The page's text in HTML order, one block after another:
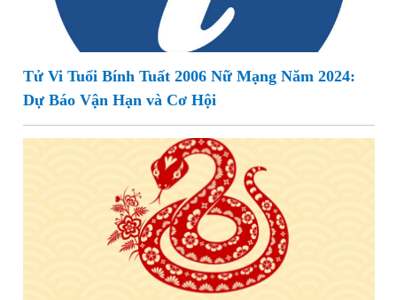
Tử Vi Tuổi Bính Tuất 2006 Nữ Mạng Năm 2024:
Dự Báo Vận Hạn và Cơ Hội